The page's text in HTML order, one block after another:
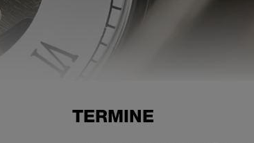
TERMINE